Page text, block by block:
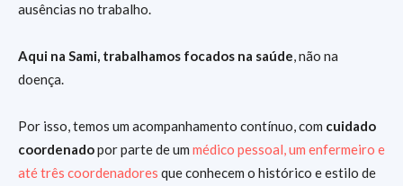
ausências no trabalho.
Aqui na Sami, trabalhamos focados na saúde, não na
doença.
Por isso, temos um acompanhamento contínuo, com cuidado
coordenadopor parte de um médico pessoal, um enfermeiro e
até três coordenadores que conhecem o histórico e estilo de